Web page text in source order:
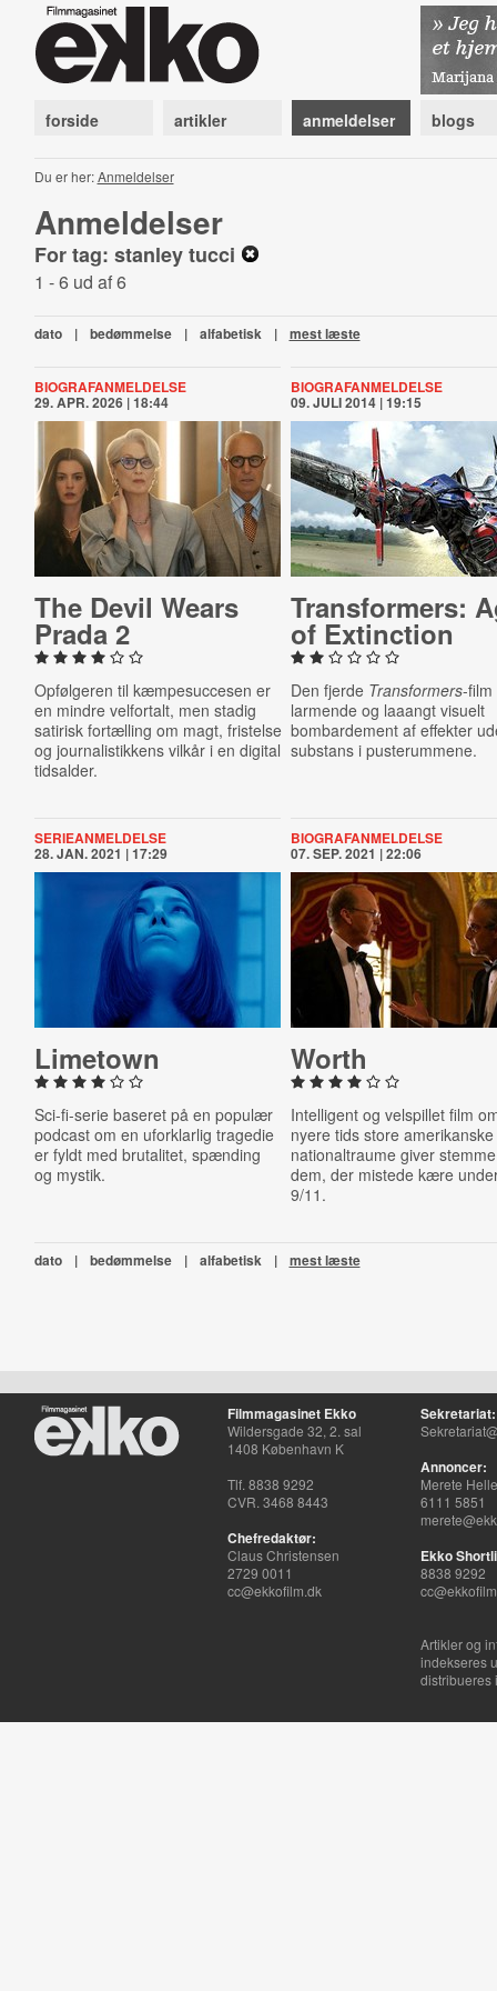
forside artikler anmeldelser blogs
Du er her:Anmeldelser
Anmeldelser
For tag: stanley tucci
1 - 6 ud af 6
dato | bedømmelse | alfabetisk | mest læste
BIOGRAFANMELDELSE
29. APR. 2026 | 18:44
The Devil Wears
Prada 2
Opfølgeren til kæmpesuccesen er
en mindre velfortalt, men stadig
satirisk fortælling om magt, fristelse
og journalistikkens vilkår i en digital
tidsalder.
BIOGRAFANMELDELSE
09. JULI 2014 | 19:15
Trans­formers:
of Ex­tinc­tion
Den fjerde Transformers-
larmende og laaangt visuelt
bombardement af effekter
substans i pusterummene.
SERIEANMELDELSE
28. JAN. 2021 | 17:29
Limetown
Sci-fi-serie baseret på en populær
podcast om en uforklarlig tragedie
er fyldt med brutalitet, spænding
og mystik.
BIOGRAFANMELDELSE
07. SEP. 2021 | 22:06
Worth
Intelligent og velspillet film
nyere tids store amerikanske
nationaltraume giver
dem, der mistede kære
9/11.
dato | bedømmelse | alfabetisk | mest læste
Filmmagasinet Ekko
Wildersgade 32, 2. sal
1408 København K
Tlf. 8838 9292
CVR. 3468 8443
Chefredaktør:
Claus Christensen
2729 0011
cc@ekkofilm.dk
Sekretariat:
Annoncer:
Merete
6111 5851
Ekko
8838 9292
Artikler og
indekseres
distribueres